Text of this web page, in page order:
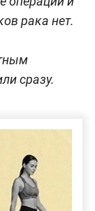
рака нет.
сразу.